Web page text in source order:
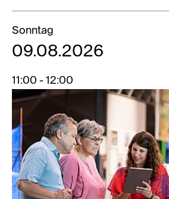
Sonntag
09.08.2026
11:00 - 12:00